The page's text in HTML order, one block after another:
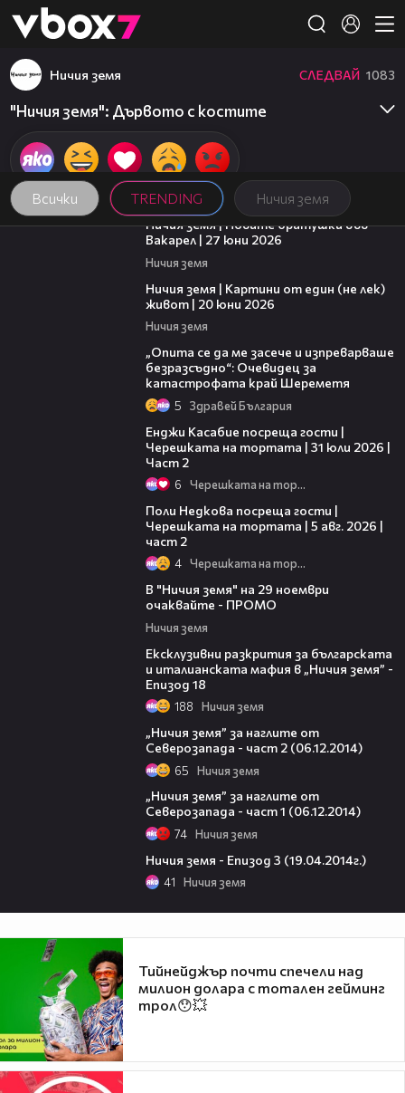
👾
Всички TRENDING Ничия земя
Ничия земя СЛЕДВАЙ 1083
"Ничия земя": Дървото с костите
47:07
Ничия земя | Новите братушки във
Вакарел | 27 юни 2026
Ничия земя
Ничия земя | Картини от един (не лек)
живот | 20 юни 2026
Ничия земя
„Опита се да ме засече и изпреварваше
безразсъдно“: Очевидец за
катастрофата край Шереметя
5 Здравей България
Енджи Касабие посреща гости |
Черешката на тортата | 31 юли 2026 |
Част 2
6 Черешката на тортата
Поли Недкова посреща гости |
Черешката на тортата | 5 авг. 2026 |
част 2
4 Черешката на тортата
В "Ничия земя" на 29 ноември
очаквайте - ПРОМО
Ничия земя
Ексклузивни разкрития за българската
и италианската мафия в „Ничия земя” -
Епизод 18
188 Ничия земя
„Ничия земя” за наглите от
Северозапада - част 2 (06.12.2014)
65 Ничия земя
„Ничия земя” за наглите от
Северозапада - част 1 (06.12.2014)
74 Ничия земя
Ничия земя - Епизод 3 (19.04.2014г.)
41 Ничия земя
Тийнейджър почти спечели над
милион долара с тотален гейминг
трол😯💥